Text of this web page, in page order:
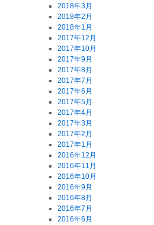
2018年3月
2018年2月
2018年1月
2017年12月
2017年10月
2017年9月
2017年8月
2017年7月
2017年6月
2017年5月
2017年4月
2017年3月
2017年2月
2017年1月
2016年12月
2016年11月
2016年10月
2016年9月
2016年8月
2016年7月
2016年6月